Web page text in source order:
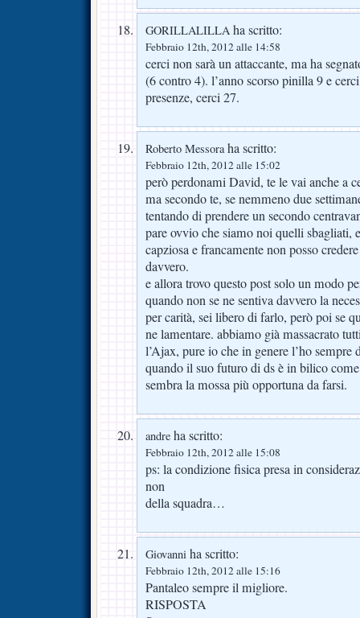
GORILLALILLA ha scritto:
Febbraio 12th, 2012 alle 14:58
cerci non sarà un attaccante, ma ha
(6 contro 4). l’anno scorso pinilla 9 e
presenze, cerci 27.
Roberto Messoraha scritto:
Febbraio 12th, 2012 alle 15:02
però perdonami David, te le vai anche a
ma secondo te, se nemmeno due
tentando di prendere un secondo
pare ovvio che siamo noi quelli sbagliati,
capziosa e francamente non posso
davvero.
e allora trovo questo post solo un modo
quando non se ne sentiva davvero la
per carità, sei libero di farlo, però poi se
ne lamentare. abbiamo già massacrato
l’Ajax, pure io che in genere l’ho sempre
quando il suo futuro di ds è in bilico
sembra la mossa più opportuna da farsi.
andre ha scritto:
Febbraio 12th, 2012 alle 15:08
ps: la condizione fisica presa in
non
della squadra…
Giovanni ha scritto:
Febbraio 12th, 2012 alle 15:16
Pantaleo sempre il migliore.
RISPOSTA